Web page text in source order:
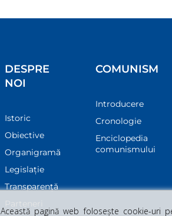
DESPRE
NOI
Istoric
Obiective
Organigramă
Legislație
Transparenţă
Parteneri
COMUNISM
Introducere
Cronologie
Enciclopedia
comunismului
Această pagină web folosește cookie-uri